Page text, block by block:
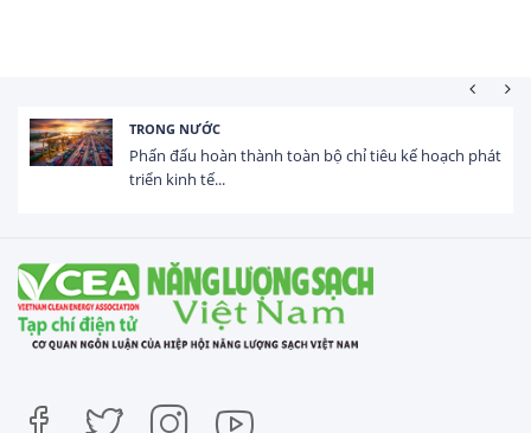
TRONG NƯỚC
Phấn đấu hoàn thành toàn bộ chỉ tiêu kế hoạch phát
triển kinh tế...